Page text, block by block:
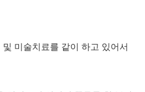
미술치료를 같이 하고 있어서